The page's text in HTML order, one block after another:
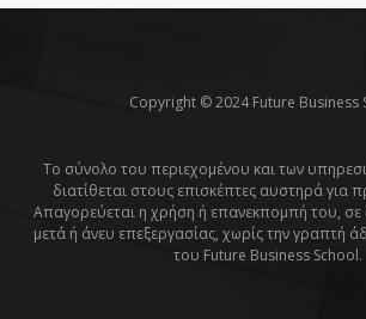
Copyright © 2024 Future Business
Το σύνολο του περιεχομένου και των
διατίθεται στους επισκέπτες αυστηρά για
Απαγορεύεται η χρήση ή επανεκπομπή του,
μετά ή άνευ επεξεργασίας, χωρίς την γραπτή
του Future Business School.